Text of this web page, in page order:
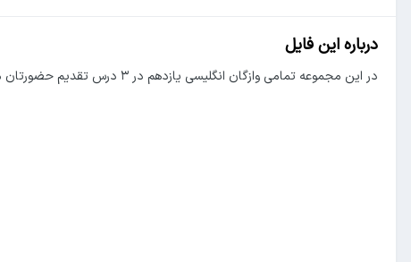
درباره این فایل
در این مجموعه تمامی وازگان انگلیسی یازدهم در ۳ درس تقدیم حضورتان می‌شود. فلش کارت‌های دارای تلفظ و ترجمه فارسی هستند. امیدوارم مفید واقع شود.